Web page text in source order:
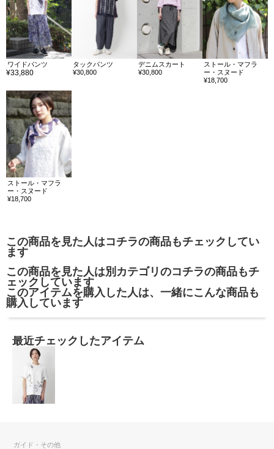
ワイドパンツ
¥33,880
タックパンツ
¥30,800
デニムスカート
¥30,800
ストール・マフラ
ー・スヌード
¥18,700
ストール・マフラ
ー・スヌード
¥18,700
この商品を見た人はコチラの商品もチェックしてい
ます
この商品を見た人は別カテゴリのコチラの商品もチ
ェックしています
このアイテムを購入した人は、一緒にこんな商品も
購入しています
最近チェックしたアイテム
ガイド・その他